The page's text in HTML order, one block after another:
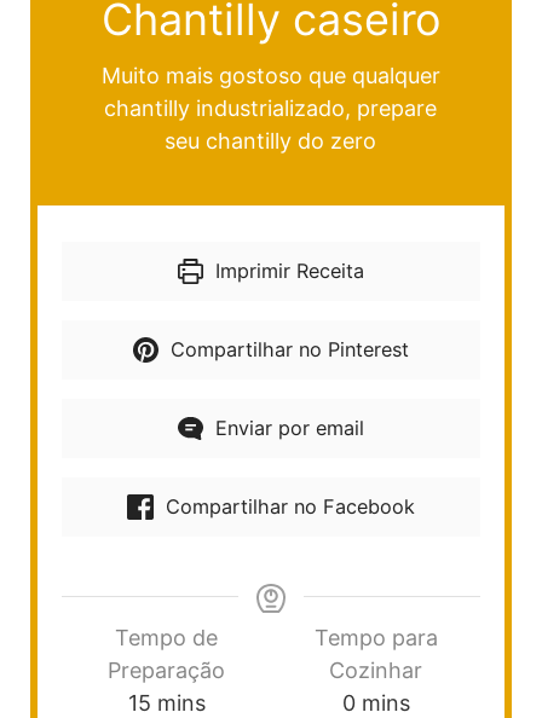
Chantilly caseiro
Muito mais gostoso que qualquer
chantilly industrializado, prepare
seu chantilly do zero
Imprimir Receita
Compartilhar no Pinterest
Enviar por email
Compartilhar no Facebook
Tempo de
Preparação
15 mins
Tempo para
Cozinhar
0 mins